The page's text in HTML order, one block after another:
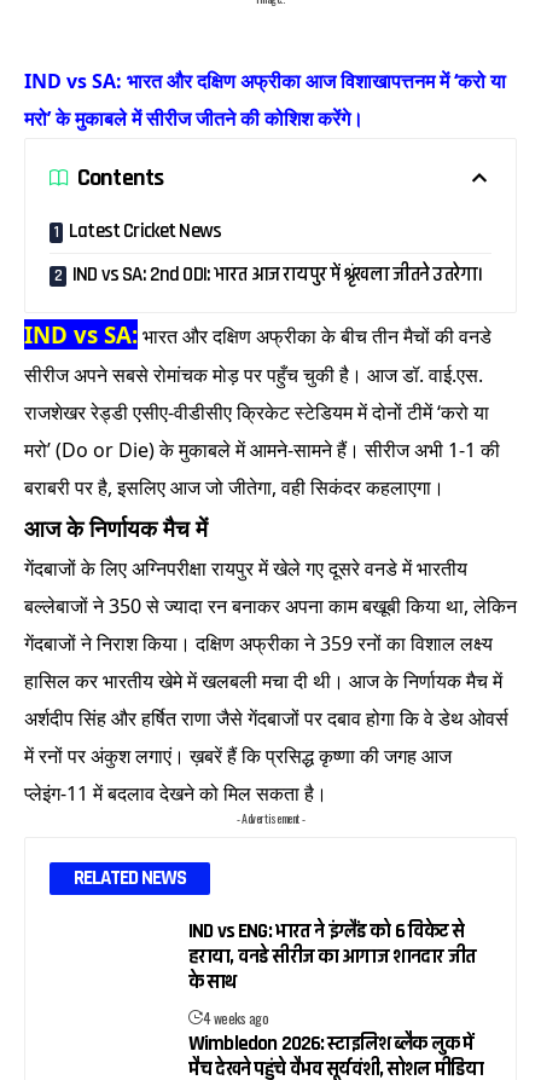
IND vs SA: भारत और दक्षिण अफ्रीका आज विशाखापत्तनम में ‘करो या
मरो’ के मुकाबले में सीरीज जीतने की कोशिश करेंगे।
Contents
Latest Cricket News
IND vs SA: 2nd ODI: भारत आज रायपुर में श्रृंखला जीतने उतरेगा।
IND vs SA:भारत और दक्षिण अफ्रीका के बीच तीन मैचों की वनडे
सीरीज अपने सबसे रोमांचक मोड़ पर पहुँच चुकी है। आज डॉ. वाई.एस.
राजशेखर रेड्डी एसीए-वीडीसीए क्रिकेट स्टेडियम में दोनों टीमें ‘करो या
मरो’ (Do or Die) के मुकाबले में आमने-सामने हैं। सीरीज अभी 1-1 की
बराबरी पर है, इसलिए आज जो जीतेगा, वही सिकंदर कहलाएगा।
आज के निर्णायक मैच में
गेंदबाजों के लिए अग्निपरीक्षा रायपुर में खेले गए दूसरे वनडे में भारतीय
बल्लेबाजों ने 350 से ज्यादा रन बनाकर अपना काम बखूबी किया था, लेकिन
गेंदबाजों ने निराश किया। दक्षिण अफ्रीका ने 359 रनों का विशाल लक्ष्य
हासिल कर भारतीय खेमे में खलबली मचा दी थी। आज के निर्णायक मैच में
अर्शदीप सिंह और हर्षित राणा जैसे गेंदबाजों पर दबाव होगा कि वे डेथ ओवर्स
में रनों पर अंकुश लगाएं। ख़बरें हैं कि प्रसिद्ध कृष्णा की जगह आज
प्लेइंग-11 में बदलाव देखने को मिल सकता है।
- Advertisement -
RELATED NEWS
IND vs ENG: भारत ने इंग्लैंड को 6 विकेट से
हराया, वनडे सीरीज का आगाज शानदार जीत
के साथ
4 weeks ago
Wimbledon 2026: स्टाइलिश ब्लैक लुक में
मैच देखने पहुंचे वैभव सूर्यवंशी, सोशल मीडिया